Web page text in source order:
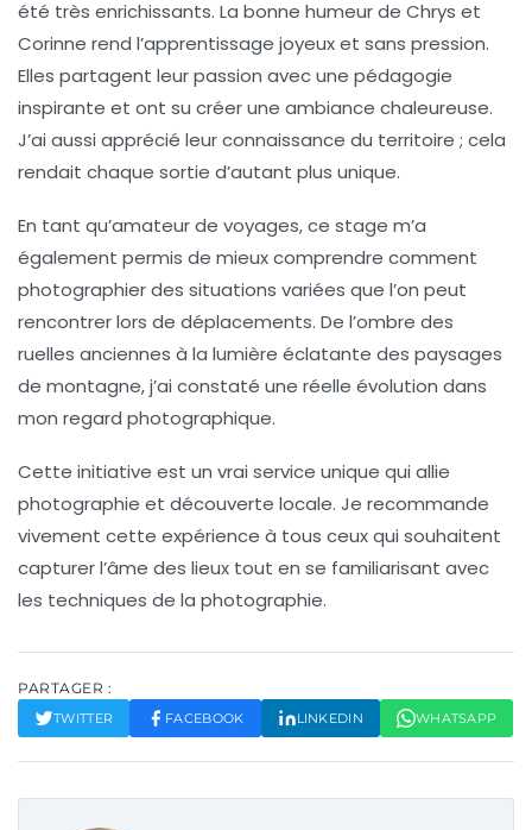
été très enrichissants. La bonne humeur de Chrys et
Corinne rend l’apprentissage joyeux et sans pression.
Elles partagent leur passion avec une pédagogie
inspirante et ont su créer une ambiance chaleureuse.
J’ai aussi apprécié leur connaissance du territoire ; cela
rendait chaque sortie d’autant plus unique.
En tant qu’amateur de voyages, ce stage m’a
également permis de mieux comprendre comment
photographier des situations variées que l’on peut
rencontrer lors de déplacements. De l’ombre des
ruelles anciennes à la lumière éclatante des paysages
de montagne, j’ai constaté une réelle évolution dans
mon regard photographique.
Cette initiative est un vrai service unique qui allie
photographie et découverte locale. Je recommande
vivement cette expérience à tous ceux qui souhaitent
capturer l’âme des lieux tout en se familiarisant avec
les techniques de la photographie.
PARTAGER :
TWITTER FACEBOOK LINKEDIN WHATSAPP